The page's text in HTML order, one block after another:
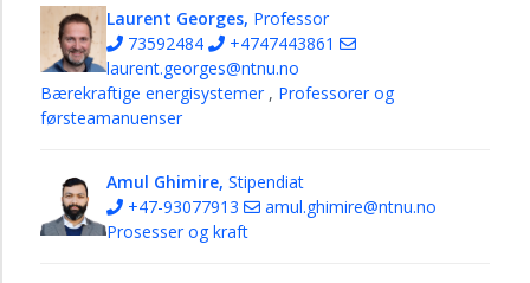
Laurent Georges, Professor
73592484
+4747443861
laurent.georges@ntnu.no
Bærekraftige energisystemer , Professorer og
førsteamanuenser
Amul Ghimire, Stipendiat
+47-93077913
amul.ghimire@ntnu.no
Prosesser og kraft